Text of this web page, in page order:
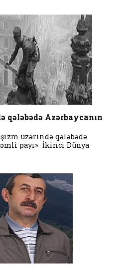
qələbədə Azərbaycanın
üzərində qələbədə
payı» İkinci Dünya